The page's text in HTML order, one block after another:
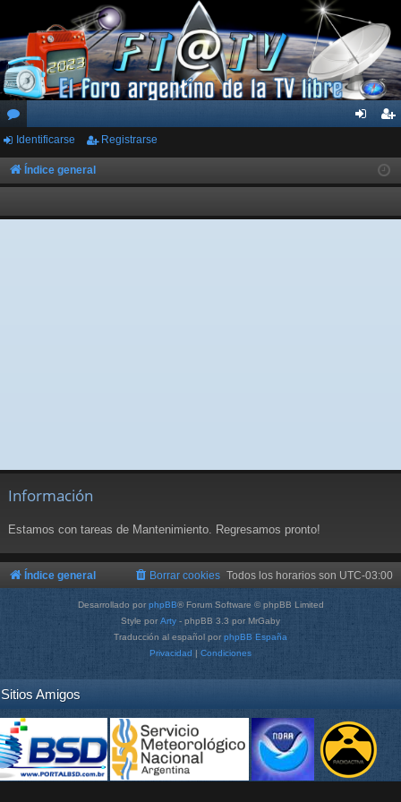
or
os
ar
ist
rs
Identificarse Registrarse
Índice general
Información
Estamos con tareas de Mantenimiento. Regresamos pronto!
Índice general Todos los horarios son UTC-03:00
Borrar cookies
Desarrollado por phpBB® Forum Software © phpBB Limited
Style por Arty - phpBB 3.3 por MrGaby
Traducción al español por phpBB España
Privacidad | Condiciones
Sitios Amigos